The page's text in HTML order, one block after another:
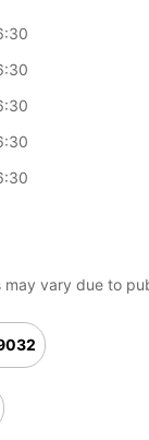
may vary due to